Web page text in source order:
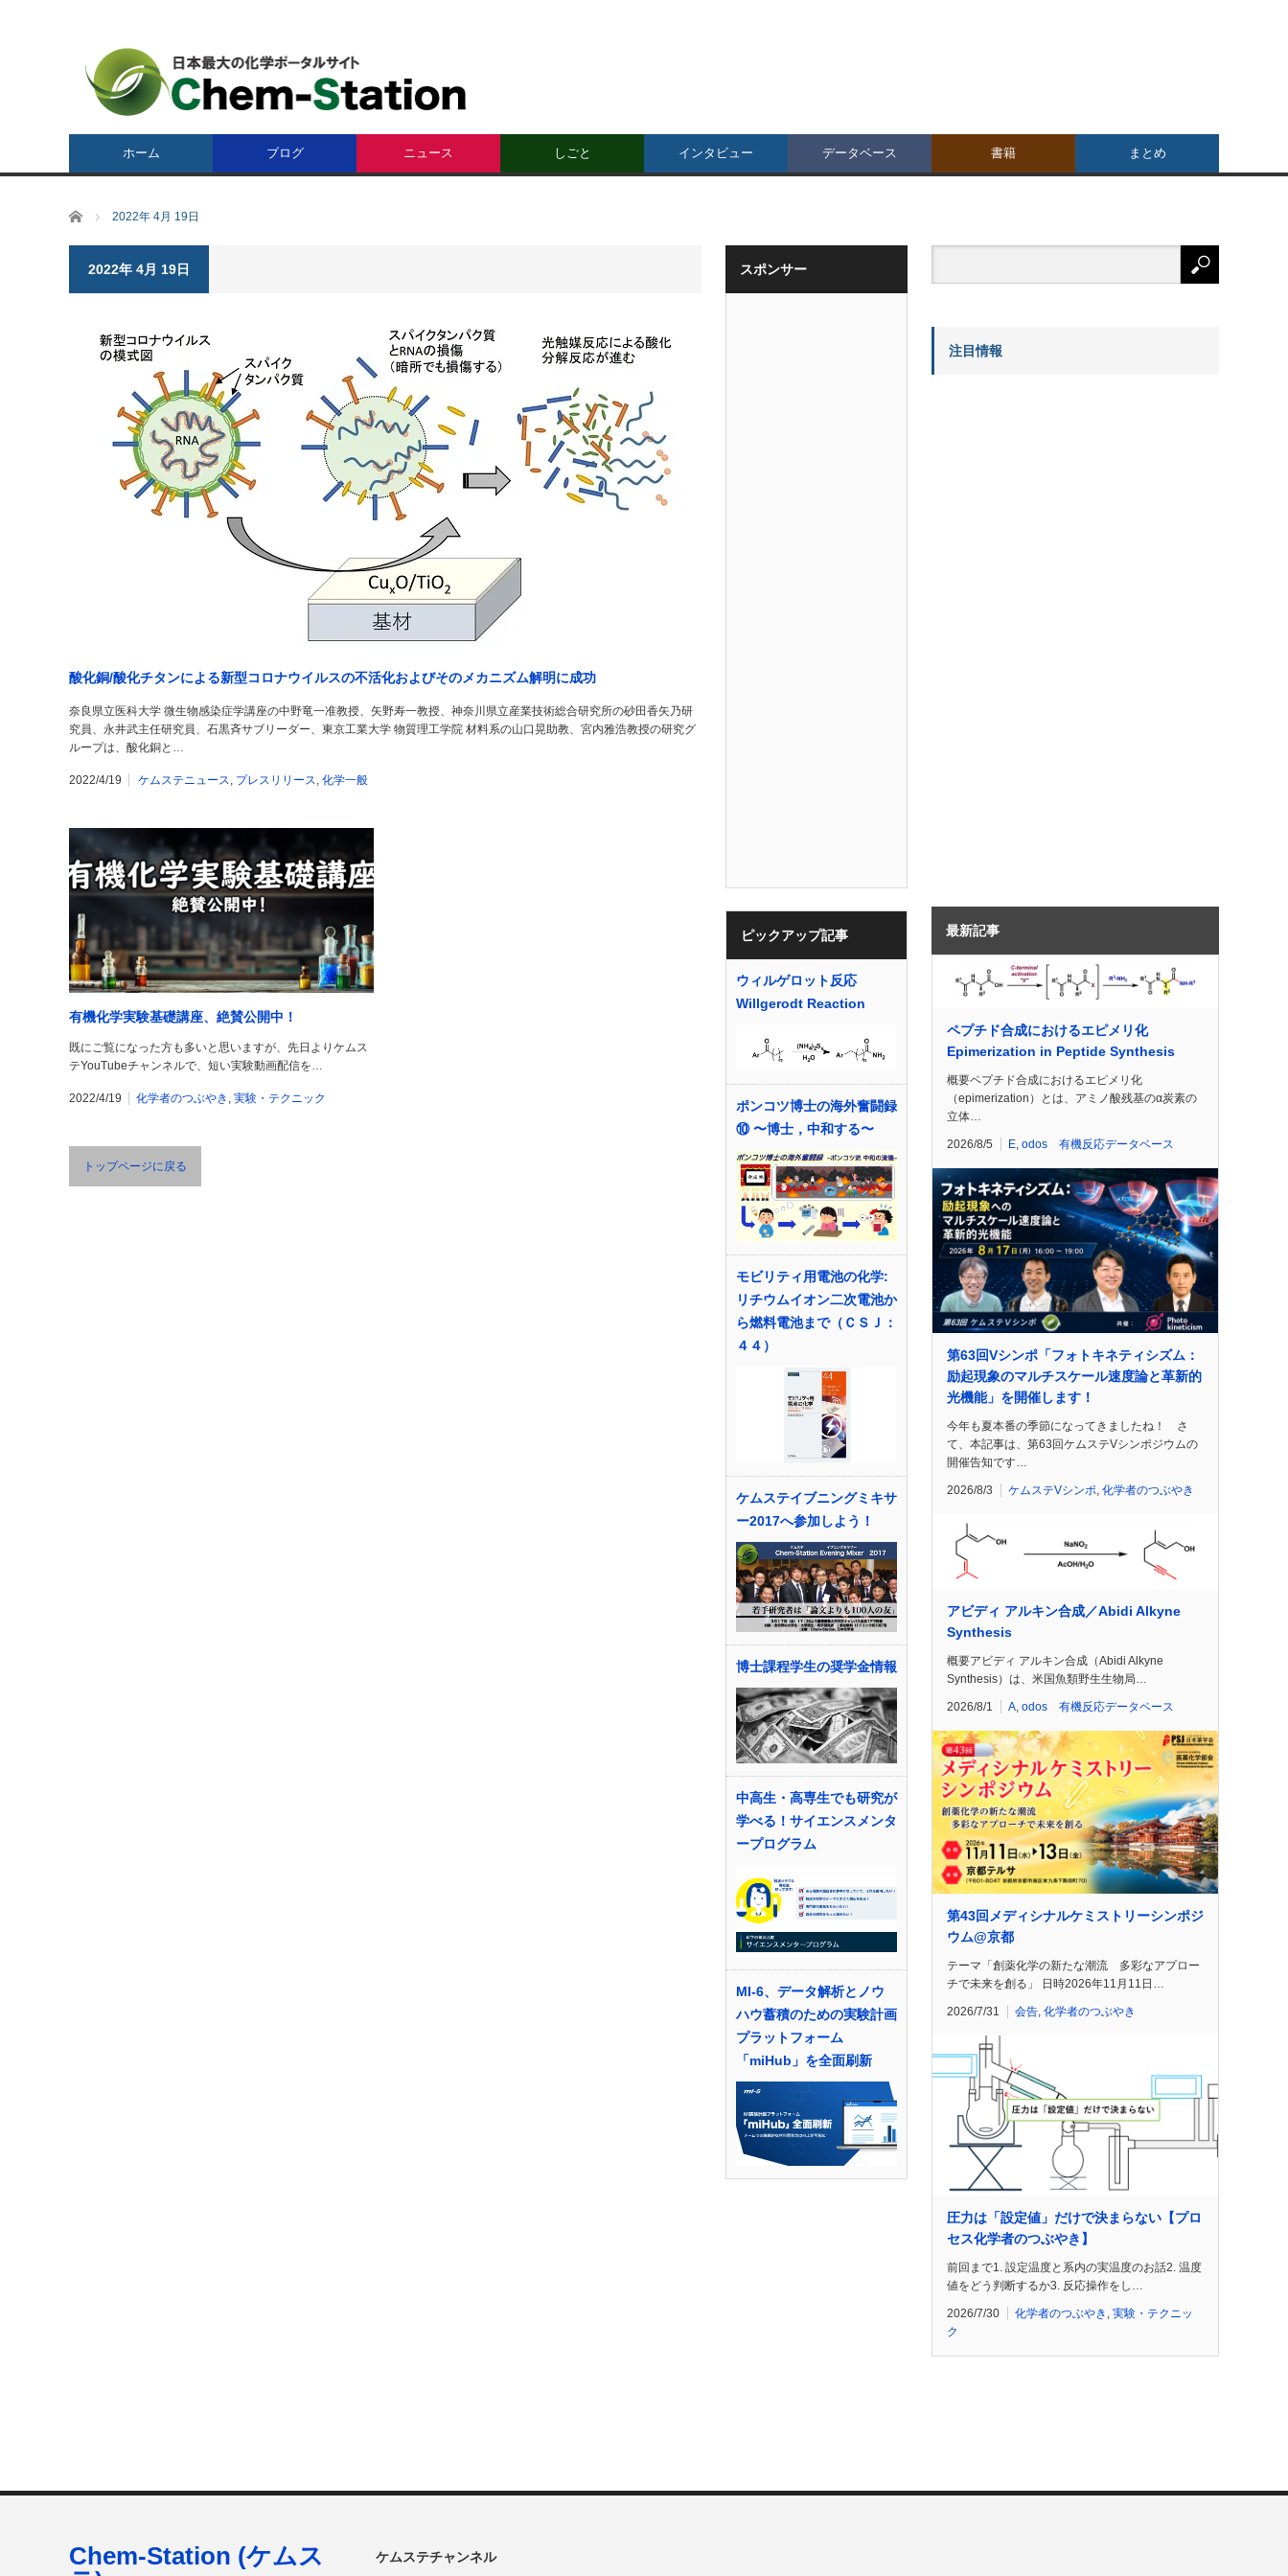
ホーム ブログ ニュース しごと インタビュー データベース 書籍 まとめ
ホーム 2022年 4月 19日
2022年 4月 19日
酸化銅/酸化チタンによる新型コロナウイルスの不活化およびそのメカニズム解明に成功
奈良県立医科大学 微生物感染症学講座の中野竜一准教授、矢野寿一教授、神奈川県立産業技術総合研究所の砂田香矢乃研
究員、永井武主任研究員、石黒斉サブリーダー、東京工業大学 物質理工学院 材料系の山口晃助教、宮内雅浩教授の研究グ
ループは、酸化銅と…
2022/4/19 ケムステニュース, プレスリリース, 化学一般
有機化学実験基礎講座、絶賛公開中！
既にご覧になった方も多いと思いますが、先日よりケムス
テYouTubeチャンネルで、短い実験動画配信を…
2022/4/19 化学者のつぶやき , 実験・テクニック
トップページに戻る
スポンサー
ピックアップ記事
ウィルゲロット反応
Willgerodt Reaction
ポンコツ博士の海外奮闘録
⑩ 〜博士，中和する〜
モビリティ用電池の化学:
リチウムイオン二次電池か
ら燃料電池まで（ＣＳＪ：
４４）
ケムステイブニングミキサ
ー2017へ参加しよう！
博士課程学生の奨学金情報
中高生・高専生でも研究が
学べる！サイエンスメンタ
ープログラム
MI-6、データ解析とノウ
ハウ蓄積のための実験計画
プラットフォーム
「miHub」を全面刷新
注目情報
最新記事
ペプチド合成におけるエピメリ化
Epimerization in Peptide Synthesis
概要ペプチド合成におけるエピメリ化
（epimerization）とは、アミノ酸残基のα炭素の
立体…
2026/8/5 E, odos 有機反応データベース
第63回Vシンポ「フォトキネティシズム：
励起現象のマルチスケール速度論と革新的
光機能」を開催します！
今年も夏本番の季節になってきましたね！ さ
て、本記事は、第63回ケムステVシンポジウムの
開催告知です…
2026/8/3 ケムステVシンポ 化学者のつぶやき
アビディ アルキン合成／Abidi Alkyne
Synthesis
概要アビディ アルキン合成（Abidi Alkyne
Synthesis）は、米国魚類野生生物局…
2026/8/1 A odos 有機反応データベース
第43回メディシナルケミストリーシンポジ
ウム@京都
テーマ「創薬化学の新たな潮流 多彩なアプロー
チで未来を創る」 日時2026年11月11日…
2026/7/31 会告, 化学者のつぶやき
圧力は「設定値」だけで決まらない【プロ
セス化学者のつぶやき】
前回まで1. 設定温度と系内の実温度のお話2. 温度
値をどう判断するか3. 反応操作をし…
2026/7/30 化学者のつぶやき , 実験・テクニッ
ク
ケムステチャンネル
Chem-Station (ケムス